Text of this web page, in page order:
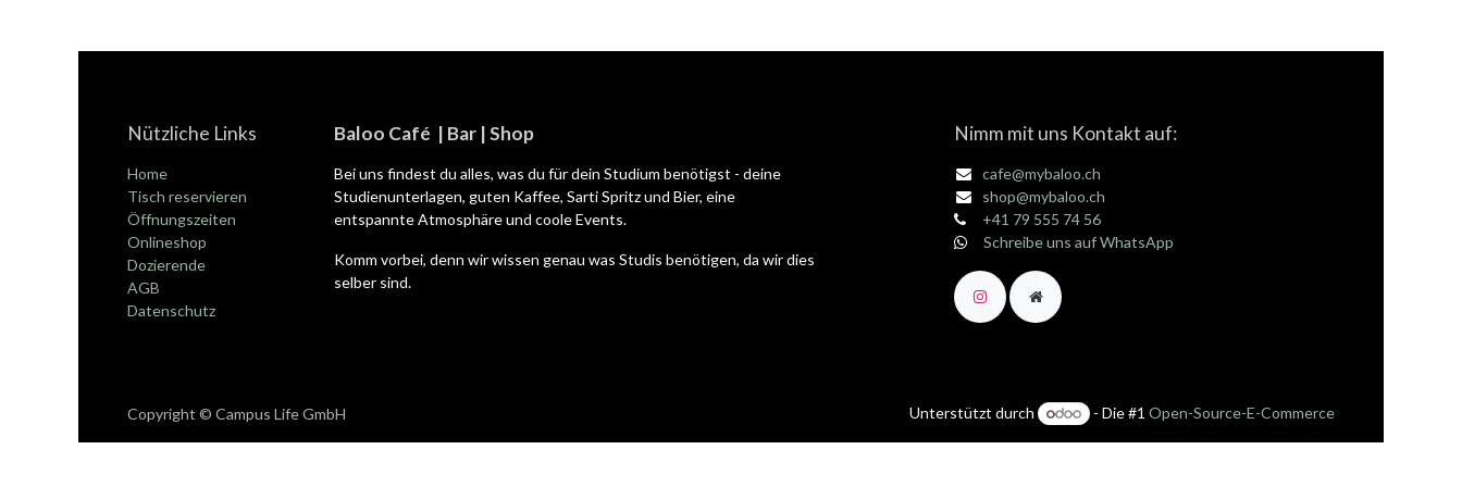
Nützliche Links
Home
Tisch reservieren
Öffnungszeiten
Onlineshop
Dozierende
AGB
Datenschutz
Baloo Café | Bar | Shop
Bei uns findest du alles, was du für dein Studium benötigst - deine
Studienunterlagen, guten Kaffee, Sarti Spritz und Bier, eine
entspannte Atmosphäre und coole Events.
Komm vorbei, denn wir wissen genau was Studis benötigen, da wir dies
selber sind.
Nimm mit uns Kontakt auf:
cafe@mybaloo.ch
shop@mybaloo.ch
+41 79 555 74 56
Schreibe uns auf WhatsApp
Copyright © Campus Life GmbH Unterstützt durch - Die #1 Open-Source-E-Commerce